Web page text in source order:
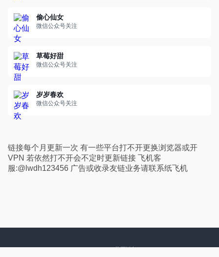
偷心仙女
微信公众号关注
草莓好甜
微信公众号关注
岁岁春欢
微信公众号关注
链接每个月更新一次 有一些平台打不开更换浏览器或开
VPN 若依然打不开会不定时更新链接 飞机客
服:@lwdh123456 广告或收录友链业务请联系纸飞机